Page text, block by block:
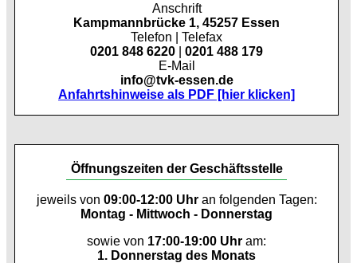
Anschrift
Kampmannbrücke 1, 45257 Essen
Telefon | Telefax
0201 848 6220
0201 488 179
E-Mail
info@tvk-essen.de
Anfahrtshinweise als PDF [hier klicken]
Öffnungszeiten der Geschäftsstelle
jeweils von 09:00-12:00 Uhran folgenden Tagen:
Montag - Mittwoch - Donnerstag
sowie von 17:00-19:00 Uhr am:
1. Donnerstag des Monats